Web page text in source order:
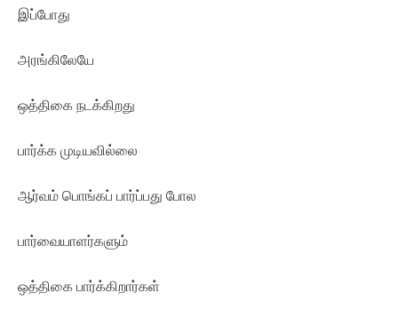
இப்போது
அரங்கிலேயே
ஒத்திகை நடக்கிறது
பார்க்க முடியவில்லை
ஆர்வம் பொங்கப் பார்ப்பது போல
பார்வையாளர்களும்
ஒத்திகை பார்க்கிறார்கள்